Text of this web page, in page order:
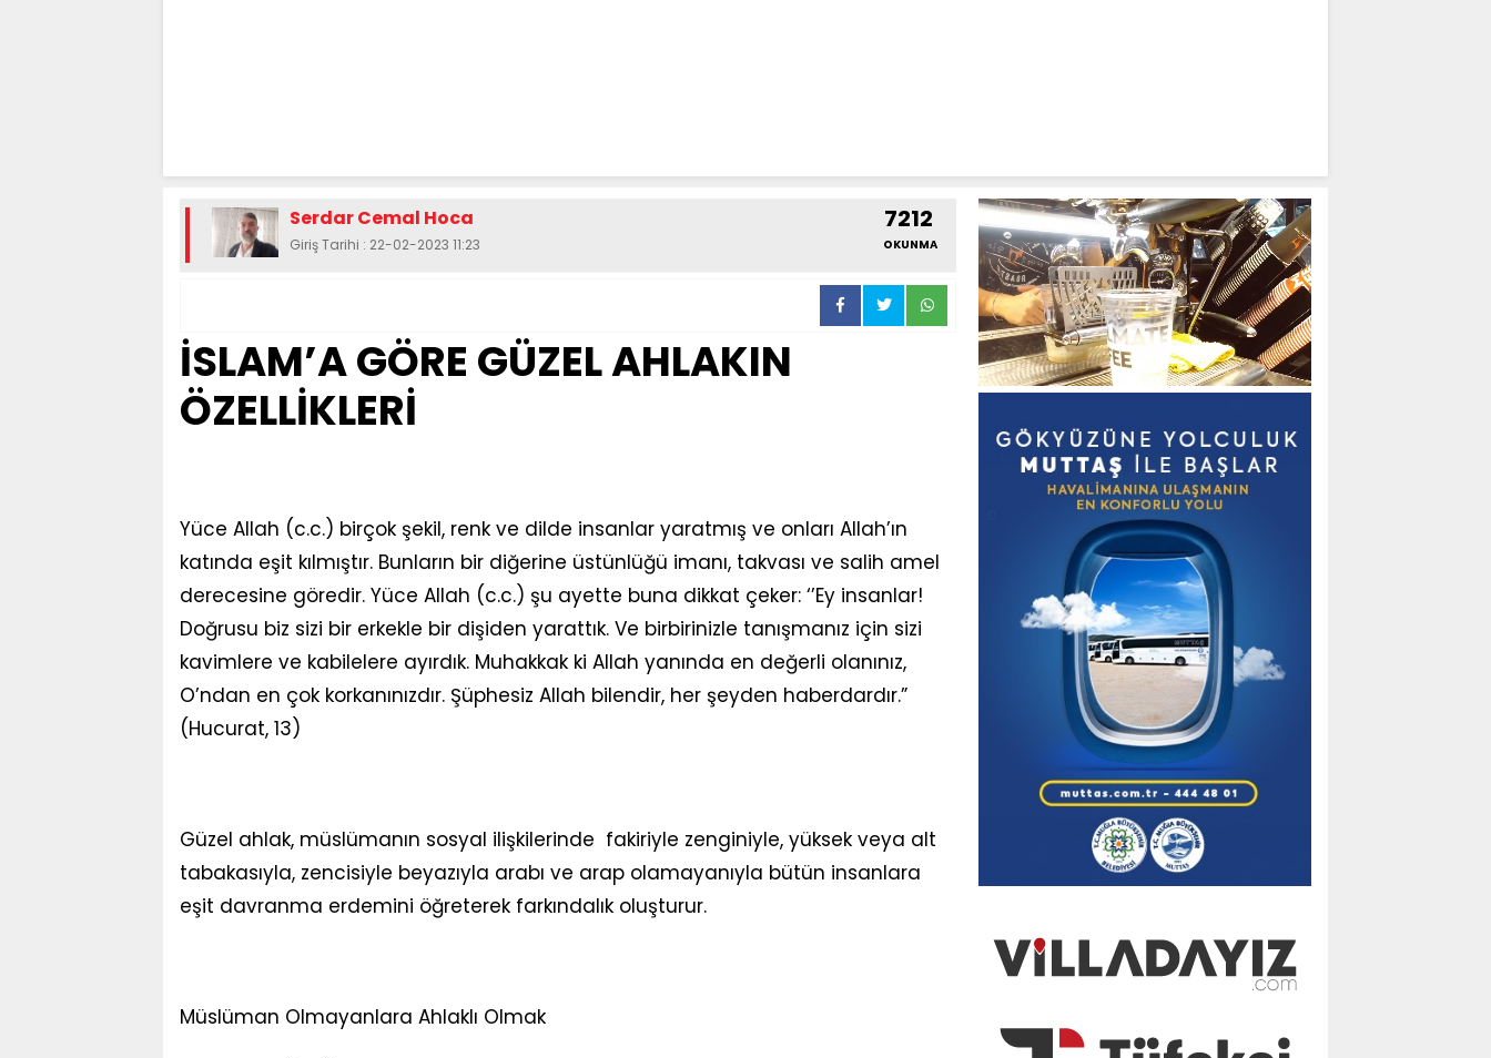
Serdar Cemal Hoca
Giriş Tarihi : 22-02-2023 11:23
7212
OKUNMA
İSLAM’A GÖRE GÜZEL AHLAKIN
ÖZELLİKLERİ
Yüce Allah (c.c.) birçok şekil, renk ve dilde insanlar yaratmış ve onları Allah’ın
katında eşit kılmıştır. Bunların bir diğerine üstünlüğü imanı, takvası ve salih amel
derecesine göredir. Yüce Allah (c.c.) şu ayette buna dikkat çeker: ‘’Ey insanlar!
Doğrusu biz sizi bir erkekle bir dişiden yarattık. Ve birbirinizle tanışmanız için sizi
kavimlere ve kabilelere ayırdık. Muhakkak ki Allah yanında en değerli olanınız,
O’ndan en çok korkanınızdır. Şüphesiz Allah bilendir, her şeyden haberdardır.”
(Hucurat, 13)
Güzel ahlak, müslümanın sosyal ilişkilerinde fakiriyle zenginiyle, yüksek veya alt
tabakasıyla, zencisiyle beyazıyla arabı ve arap olamayanıyla bütün insanlara
eşit davranma erdemini öğreterek farkındalık oluşturur.
Müslüman Olmayanlara Ahlaklı Olmak